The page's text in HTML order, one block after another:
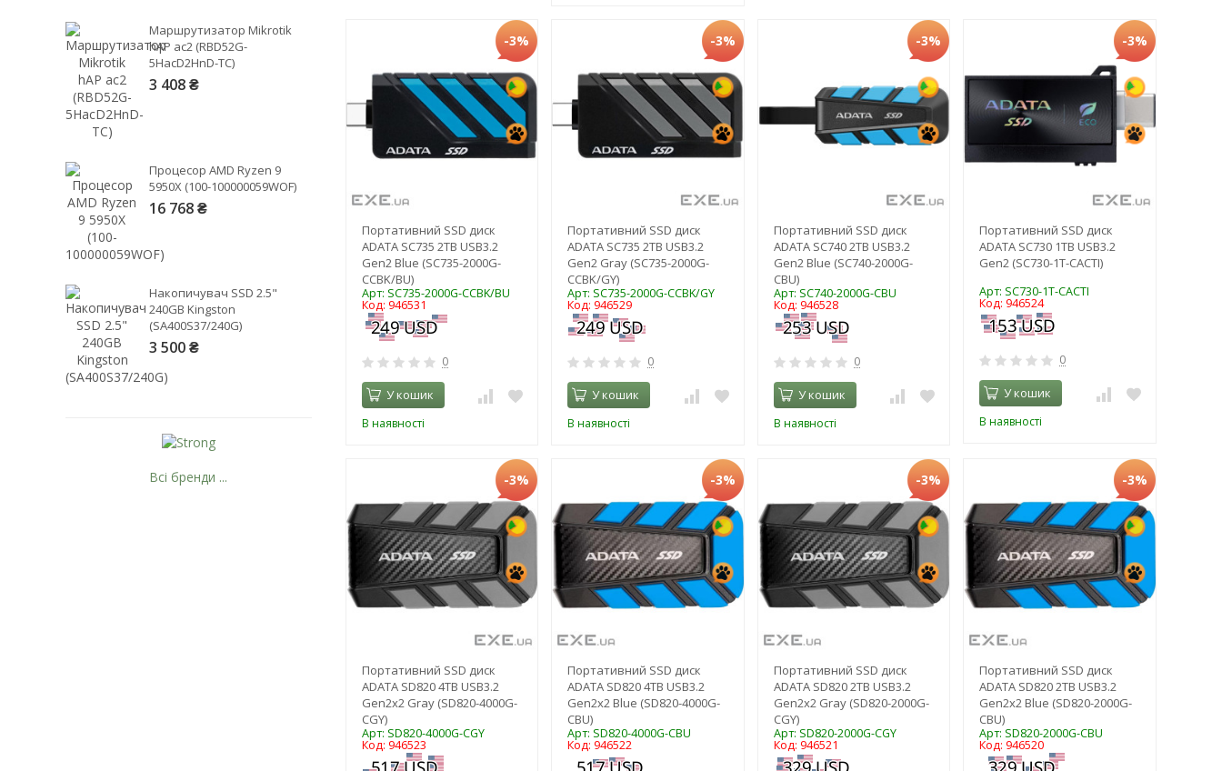
-3%
Портативний SSD диск
ADATA SC735 2TB USB3.2
Gen2 Blue (SC735-2000G-
CCBK/BU)
Арт: SC735-2000G-CCBK/BU
Код: 946531
0
У кошик
В наявності
-3%
Портативний SSD диск
ADATA SC735 2TB USB3.2
Gen2 Gray (SC735-2000G-
CCBK/GY)
Арт: SC735-2000G-CCBK/GY
Код: 946529
0
У кошик
В наявності
-3%
Портативний SSD диск
ADATA SC740 2TB USB3.2
Gen2 Blue (SC740-2000G-
CBU)
Арт: SC740-2000G-CBU
Код: 946528
0
У кошик
В наявності
-3%
Портативний SSD диск
ADATA SC730 1TB USB3.2
Gen2 (SC730-1T-CACTI)
Арт: SC730-1T-CACTI
Код: 946524
0
У кошик
В наявності
-3%
Портативний SSD диск
ADATA SD820 4TB USB3.2
Gen2x2 Gray (SD820-4000G-
CGY)
Арт: SD820-4000G-CGY
Код: 946523
-3%
Портативний SSD диск
ADATA SD820 4TB USB3.2
Gen2x2 Blue (SD820-4000G-
CBU)
Арт: SD820-4000G-CBU
Код: 946522
-3%
Портативний SSD диск
ADATA SD820 2TB USB3.2
Gen2x2 Gray (SD820-2000G-
CGY)
Арт: SD820-2000G-CGY
Код: 946521
-3%
Портативний SSD диск
ADATA SD820 2TB USB3.2
Gen2x2 Blue (SD820-2000G-
CBU)
Арт: SD820-2000G-CBU
Код: 946520
Маршрутизатор Mikrotik
hAP ac2 (RBD52G-
5HacD2HnD-TC)
3 408 ₴
Процесор AMD Ryzen 9
5950X (100-100000059WOF)
16 768 ₴
Накопичувач SSD 2.5"
240GB Kingston
(SA400S37/240G)
3 500 ₴
Всі бренди ...